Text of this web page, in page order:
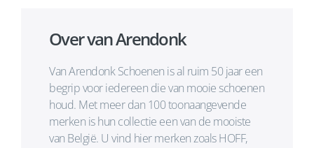
Over van Arendonk
Van Arendonk Schoenen is al ruim 50 jaar een
begrip voor iedereen die van mooie schoenen
houd. Met meer dan 100 toonaangevende
merken is hun collectie een van de mooiste
van België. U vind hier merken zoals HOFF,